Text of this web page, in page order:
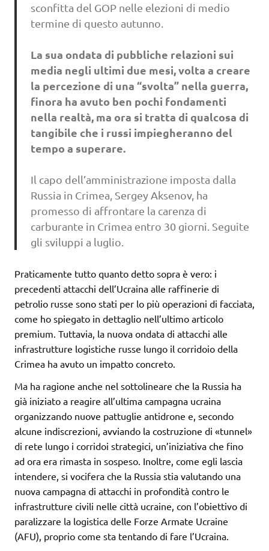
sconfitta del GOP nelle elezioni di medio
termine di questo autunno.
La sua ondata di pubbliche relazioni sui
media negli ultimi due mesi, volta a creare
la percezione di una “svolta” nella guerra,
finora ha avuto ben pochi fondamenti
nella realtà, ma ora si tratta di qualcosa di
tangibile che i russi impiegheranno del
tempo a superare.
Il capo dell’amministrazione imposta dalla
Russia in Crimea, Sergey Aksenov, ha
promesso di affrontare la carenza di
carburante in Crimea entro 30 giorni. Seguite
gli sviluppi a luglio.
Praticamente tutto quanto detto sopra è vero: i
precedenti attacchi dell’Ucraina alle raffinerie di
petrolio russe sono stati per lo più operazioni di facciata,
come ho spiegato in dettaglio nell’ultimo articolo
premium. Tuttavia, la nuova ondata di attacchi alle
infrastrutture logistiche russe lungo il corridoio della
Crimea ha avuto un impatto concreto.
Ma ha ragione anche nel sottolineare che la Russia ha
già iniziato a reagire all’ultima campagna ucraina
organizzando nuove pattuglie antidrone e, secondo
alcune indiscrezioni, avviando la costruzione di «tunnel»
di rete lungo i corridoi strategici, un’iniziativa che fino
ad ora era rimasta in sospeso. Inoltre, come egli lascia
intendere, si vocifera che la Russia stia valutando una
nuova campagna di attacchi in profondità contro le
infrastrutture civili nelle città ucraine, con l’obiettivo di
paralizzare la logistica delle Forze Armate Ucraine
(AFU), proprio come sta tentando di fare l’Ucraina.